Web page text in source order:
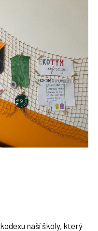
naší školy, který